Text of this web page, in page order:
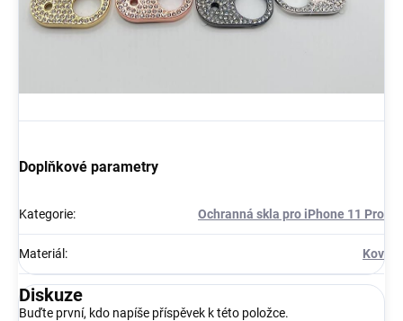
Doplňkové parametry
Kategorie: Ochranná skla pro iPhone 11 Pro
Materiál : Kov
Diskuze
Buďte první, kdo napíše příspěvek k této položce.